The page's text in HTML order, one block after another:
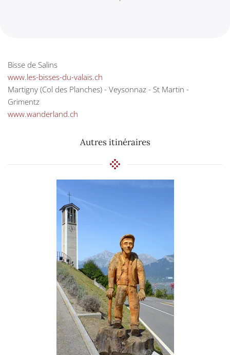
Bisse de Salins
www.les-bisses-du-valais.ch
Martigny (Col des Planches) - Veysonnaz - St Martin -
Grimentz
www.wanderland.ch
Autres itinéraires